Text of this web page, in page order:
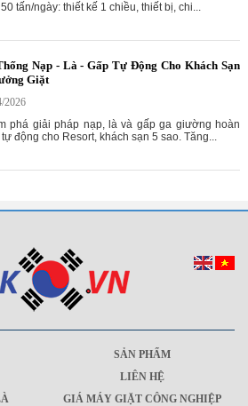
tấn/ngày: thiết kế 1 chiều, thiết bị, chi...
Nạp - Là - Gấp Tự Động Cho Khách Sạn
Giặt
2026
phá giải pháp nạp, là và gấp ga giường hoàn
động cho Resort, khách sạn 5 sao. Tăng...
SẢN PHẨM
LIÊN HỆ
GIÁ MÁY GIẶT CÔNG NGHIỆP